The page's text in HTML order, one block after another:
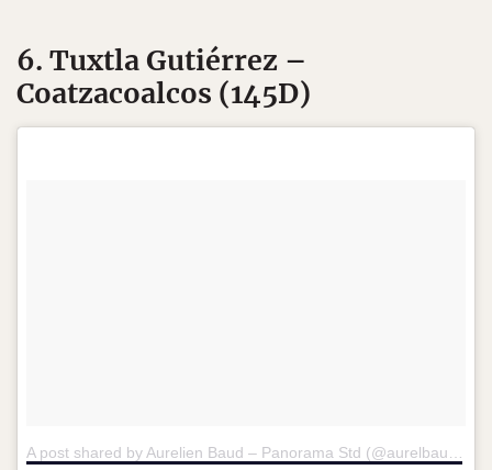
6. Tuxtla Gutiérrez –
Coatzacoalcos (145D)